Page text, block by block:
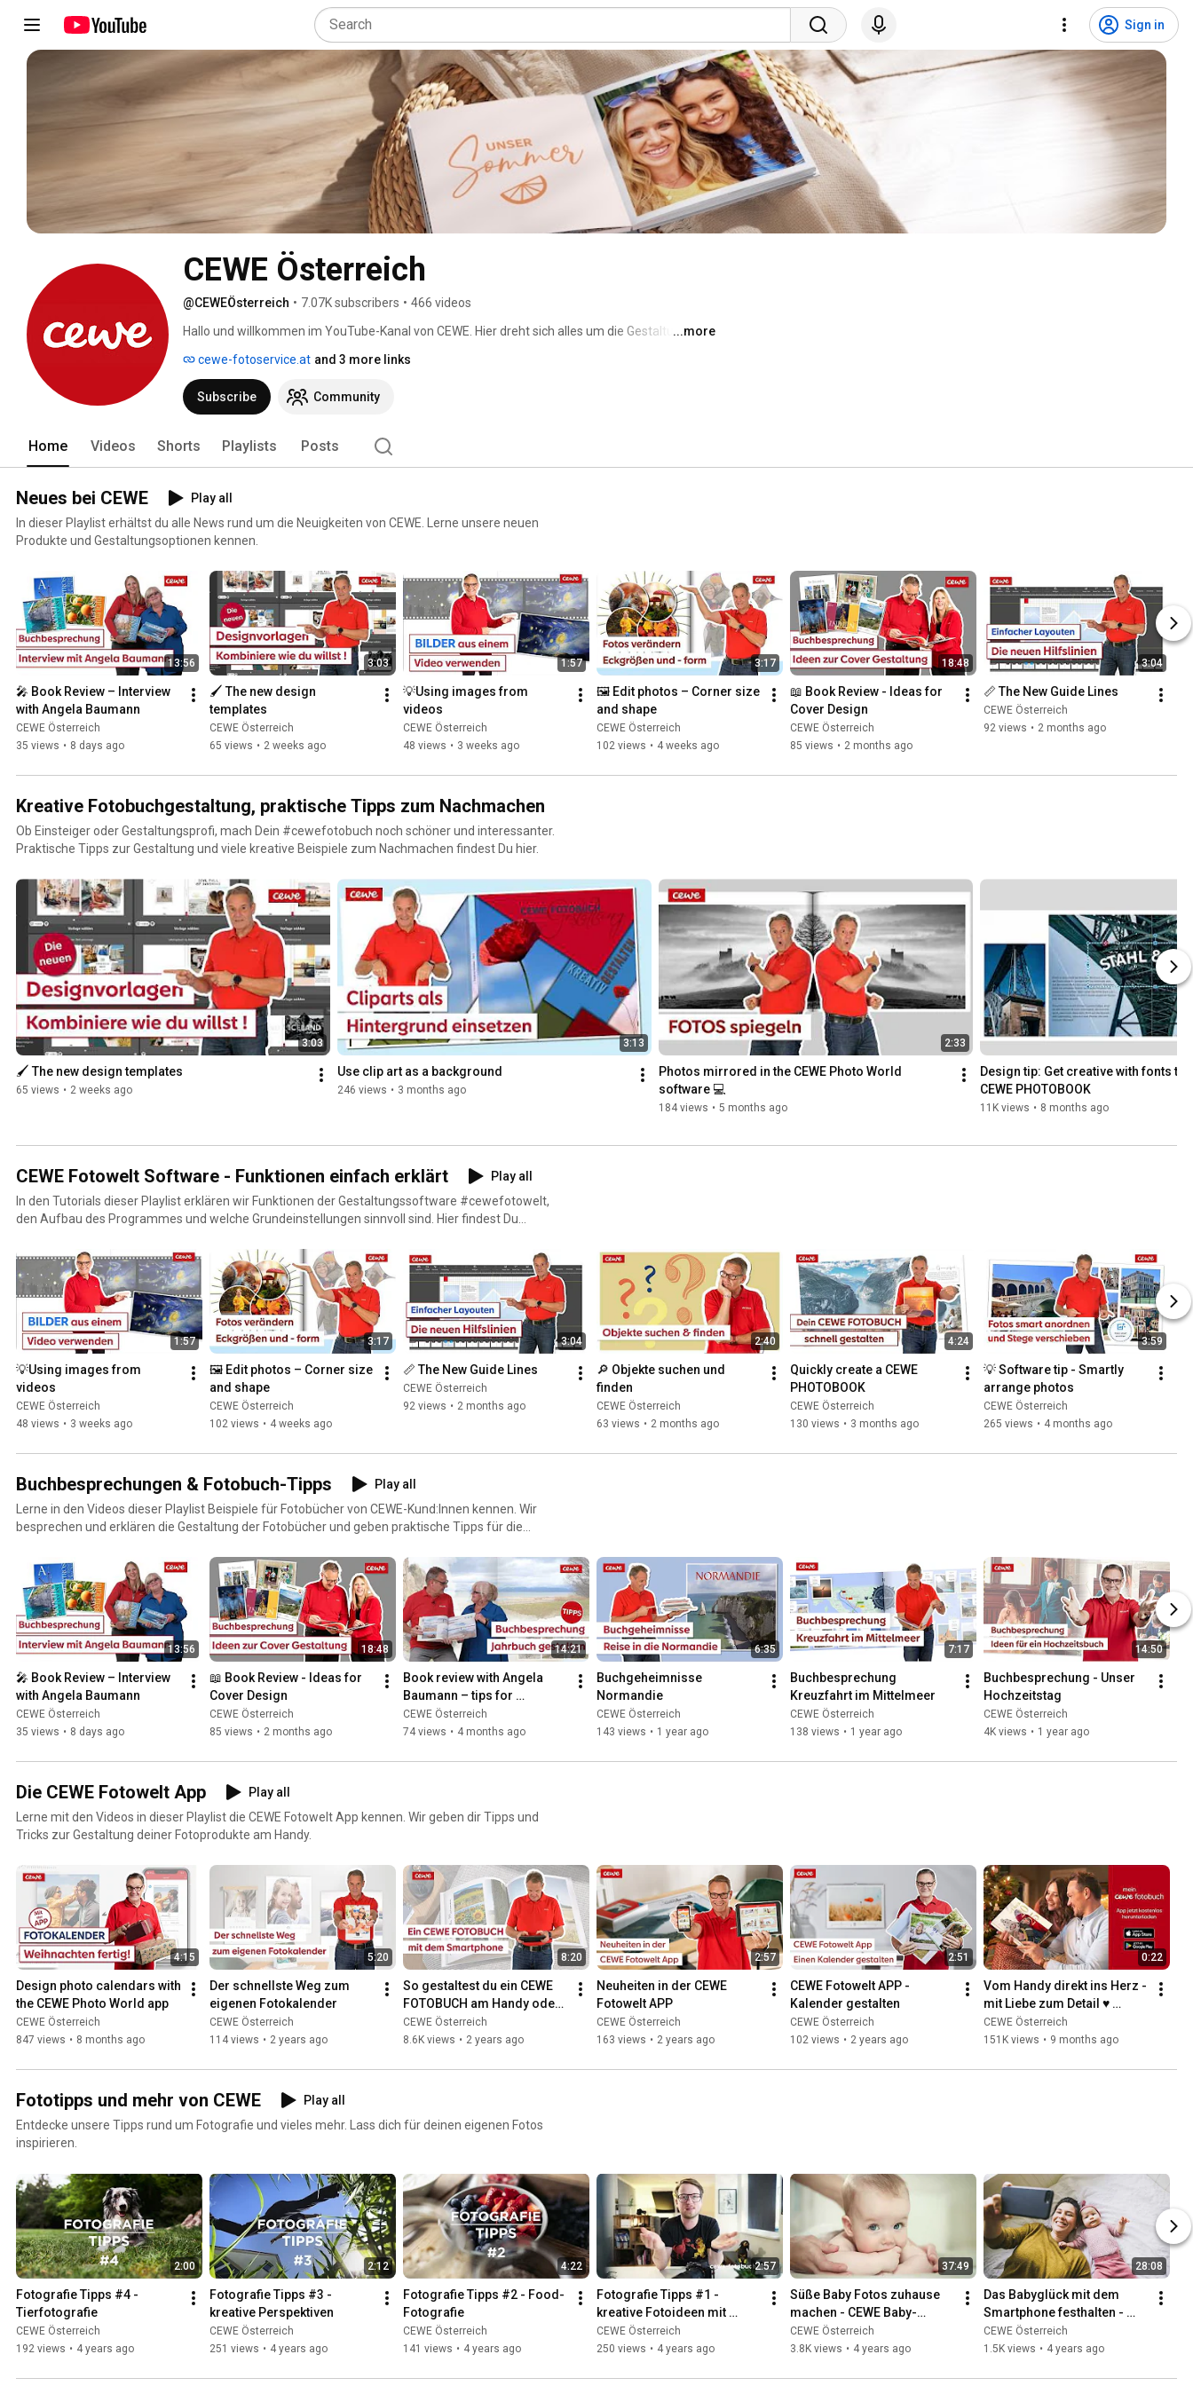
Sign in
CEWE Österreich
@CEWEÖsterreich • 7.07K subscribers • 466 videos
Hallo und willkommen im YouTube-Kanal von CEWE. Hier dreht sich alles um die Gestaltung von
Fotokalendern und vielen anderen Fotoprodukten von CEWE kennen. Wir geben praktische
Tipps zur Gestaltung, erklären Funktionen der Gestaltungssoftware, stellen dir neue Produkte
vor und berichten aus dem Unternehmen.
...more
cewe-fotoservice.at and 3 more links
Subscribe Community
Home Videos Shorts Playlists Posts
Neues bei CEWE
Play all
In dieser Playlist erhältst du alle News rund um die Neuigkeiten von CEWE. Lerne unsere neuen
Produkte und Gestaltungsoptionen kennen.
13:56
🎤 Book Review – Interview
with Angela Baumann
CEWE Österreich
35 views • 8 days ago
3:03
🖌️ The new design
templates
CEWE Österreich
65 views • 2 weeks ago
1:57
💡Using images from
videos
CEWE Österreich
48 views • 3 weeks ago
3:17
🖼️ Edit photos – Corner size
and shape
CEWE Österreich
102 views • 4 weeks ago
18:48
📖 Book Review - Ideas for
Cover Design
CEWE Österreich
85 views • 2 months ago
3:04
📏 The New Guide Lines
CEWE Österreich
92 views • 2 months ago
Kreative Fotobuchgestaltung, praktische Tipps zum Nachmachen
Ob Einsteiger oder Gestaltungsprofi, mach Dein #cewefotobuch noch schöner und interessanter.
Praktische Tipps zur Gestaltung und viele kreative Beispiele zum Nachmachen findest Du hier.
3:03
🖌️ The new design templates
65 views • 2 weeks ago
3:13
Use clip art as a background
246 views • 3 months ago
2:33
Photos mirrored in the CEWE Photo World
software 💻
184 views • 5 months ago
Design tip: Get creative with fonts to
CEWE PHOTOBOOK
11K views • 8 months ago
CEWE Fotowelt Software - Funktionen einfach erklärt
Play all
In den Tutorials dieser Playlist erklären wir Funktionen der Gestaltungssoftware #cewefotowelt,
den Aufbau des Programmes und welche Grundeinstellungen sinnvoll sind. Hier findest Du
1:57
💡Using images from
videos
CEWE Österreich
48 views • 3 weeks ago
3:17
🖼️ Edit photos – Corner size
and shape
CEWE Österreich
102 views • 4 weeks ago
3:04
📏 The New Guide Lines
CEWE Österreich
92 views • 2 months ago
2:40
🔎 Objekte suchen und
finden
CEWE Österreich
63 views • 2 months ago
4:24
Quickly create a CEWE
PHOTOBOOK
CEWE Österreich
130 views • 3 months ago
3:59
💡 Software tip - Smartly
arrange photos
CEWE Österreich
265 views • 4 months ago
Buchbesprechungen & Fotobuch-Tipps
Play all
Lerne in den Videos dieser Playlist Beispiele für Fotobücher von CEWE-Kund:Innen kennen. Wir
besprechen und erklären die Gestaltung der Fotobücher und geben praktische Tipps für die
13:56
🎤 Book Review – Interview
with Angela Baumann
CEWE Österreich
35 views • 8 days ago
18:48
📖 Book Review - Ideas for
Cover Design
CEWE Österreich
85 views • 2 months ago
14:21
Book review with Angela
Baumann – tips for
yearbook design
CEWE Österreich
74 views • 4 months ago
6:35
Buchgeheimnisse
Normandie
CEWE Österreich
143 views • 1 year ago
7:17
Buchbesprechung
Kreuzfahrt im Mittelmeer
CEWE Österreich
138 views • 1 year ago
14:50
Buchbesprechung - Unser
Hochzeitstag
CEWE Österreich
4K views • 1 year ago
Die CEWE Fotowelt App
Play all
Lerne mit den Videos in dieser Playlist die CEWE Fotowelt App kennen. Wir geben dir Tipps und
Tricks zur Gestaltung deiner Fotoprodukte am Handy.
4:15
Design photo calendars with
the CEWE Photo World app
CEWE Österreich
847 views • 8 months ago
5:20
Der schnellste Weg zum
eigenen Fotokalender
CEWE Österreich
114 views • 2 years ago
8:20
So gestaltest du ein CEWE
FOTOBUCH am Handy oder
Tablet
CEWE Österreich
8.6K views • 2 years ago
2:57
Neuheiten in der CEWE
Fotowelt APP
CEWE Österreich
163 views • 2 years ago
2:51
CEWE Fotowelt APP -
Kalender gestalten
CEWE Österreich
102 views • 2 years ago
0:22
Vom Handy direkt ins Herz -
mit Liebe zum Detail ♥️
gestaltet mit der CEWE
Fotowelt App
CEWE Österreich
151K views • 9 months ago
Fototipps und mehr von CEWE
Play all
Entdecke unsere Tipps rund um Fotografie und vieles mehr. Lass dich für deinen eigenen Fotos
inspirieren.
2:00
Fotografie Tipps #4 -
Tierfotografie
CEWE Österreich
192 views • 4 years ago
2:12
Fotografie Tipps #3 -
kreative Perspektiven
CEWE Österreich
251 views • 4 years ago
4:22
Fotografie Tipps #2 - Food-
Fotografie
CEWE Österreich
141 views • 4 years ago
2:57
Fotografie Tipps #1 -
kreative Fotoideen mit
Haushaltsgegenständen
CEWE Österreich
250 views • 4 years ago
37:49
Süße Baby Fotos zuhause
machen - CEWE Baby-
Fotografie Webinar
CEWE Österreich
3.8K views • 4 years ago
28:08
Das Babyglück mit dem
Smartphone festhalten -
CEWE Baby-Fotografie
Webinar
CEWE Österreich
1.5K views • 4 years ago